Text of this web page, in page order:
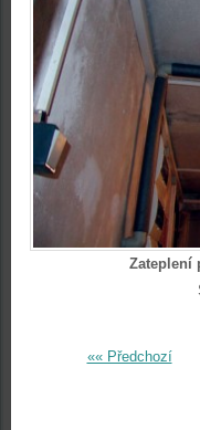
Zateplení
«« Předchozí